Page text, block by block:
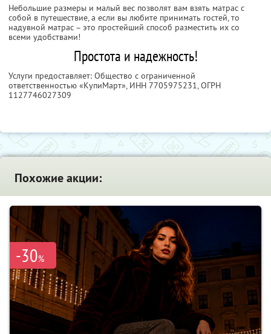
Небольшие размеры и малый вес позволят вам взять матрас с
собой в путешествие, а если вы любите принимать гостей, то
надувной матрас – это простейший способ разместить их со
всеми удобствами!
Простота и надежность!
Услуги предоставляет: Общество с ограниченной
ответственностью «КупиМарт», ИНН 7705975231, ОГРН
1127746027309
Похожие акции:
-30%